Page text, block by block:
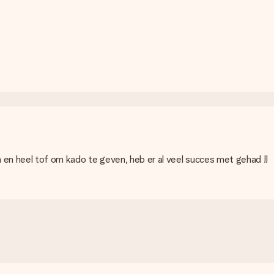
Per cadeau worden de mogelijke leveropties weergegeven
bij de bevestiging van de verzending en je kunt deze ook
heel tof om kado te geven, heb er al veel succes met gehad !!